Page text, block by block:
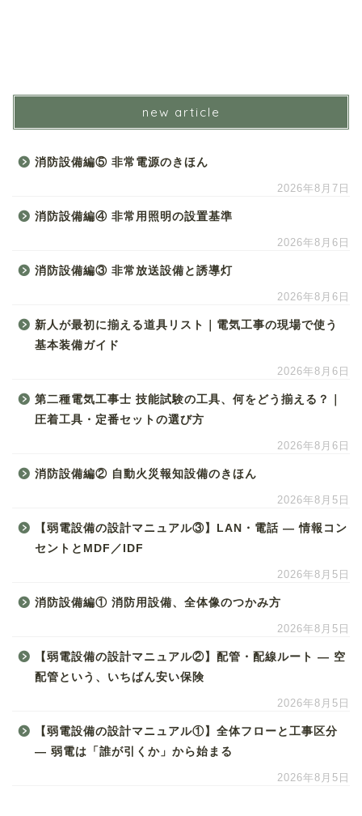
new article
消防設備編⑤ 非常電源のきほん
2026年8月7日
消防設備編④ 非常用照明の設置基準
2026年8月6日
消防設備編③ 非常放送設備と誘導灯
2026年8月6日
新人が最初に揃える道具リスト｜電気工事の現場で使う
基本装備ガイド
2026年8月6日
第二種電気工事士 技能試験の工具、何をどう揃える？｜
圧着工具・定番セットの選び方
2026年8月6日
消防設備編② 自動火災報知設備のきほん
2026年8月5日
【弱電設備の設計マニュアル③】LAN・電話 ― 情報コン
セントとMDF／IDF
2026年8月5日
消防設備編① 消防用設備、全体像のつかみ方
2026年8月5日
【弱電設備の設計マニュアル②】配管・配線ルート ― 空
配管という、いちばん安い保険
2026年8月5日
【弱電設備の設計マニュアル①】全体フローと工事区分
― 弱電は「誰が引くか」から始まる
2026年8月5日